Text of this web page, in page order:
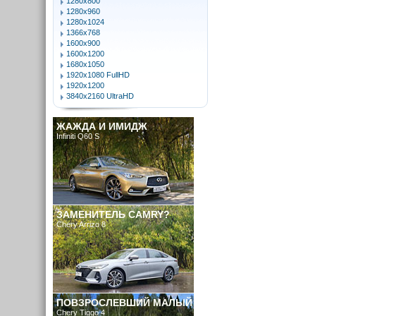
1280x960
1280x1024
1366x768
1600x900
1600x1200
1680x1050
1920x1080 FullHD
1920x1200
3840x2160 UltraHD
ЖАЖДА И ИМИДЖ
Infiniti Q60 S
ЗАМЕНИТЕЛЬ CAMRY?
Chery Arrizo 8
ПОВЗРОСЛЕВШИЙ МАЛЫЙ
Chery Tiggo 4